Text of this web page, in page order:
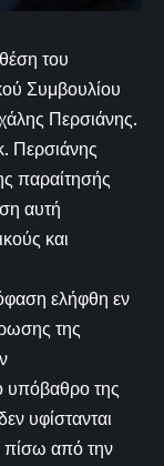
του
Συμβουλίου
Περσιάνης.
Περσιάνης
παραίτησής
αυτή
και
ελήφθη εν
της
υπόβαθρο της
υφίστανται
πίσω από την